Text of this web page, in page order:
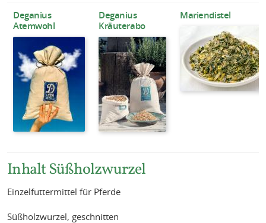
Deganius
Atemwohl
Deganius
Kräuterabo
Mariendistel
Inhalt Süßholzwurzel
Einzelfuttermittel für Pferde
Süßholzwurzel, geschnitten